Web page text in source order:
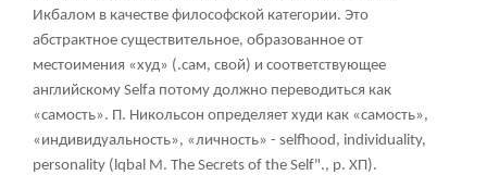
Икбалом в качестве философской категории. Это
абстрактное существительное, образованное от
местоимения «худ» (.сам, свой) и соответствующее
английскому Selfа потому должно переводиться как
«самость». П. Никольсон определяет худи как «самость»,
«индивидуальность», «личность» - selfhood, individuality,
personality (lqbal М. The Secrets of the Self"., р. ХП).